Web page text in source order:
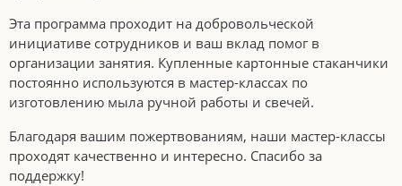
Эта программа проходит на добровольческой
инициативе сотрудников и ваш вклад помог в
организации занятия. Купленные картонные стаканчики
постоянно используются в мастер-классах по
изготовлению мыла ручной работы и свечей.
Благодаря вашим пожертвованиям, наши мастер-классы
проходят качественно и интересно. Спасибо за
поддержку!